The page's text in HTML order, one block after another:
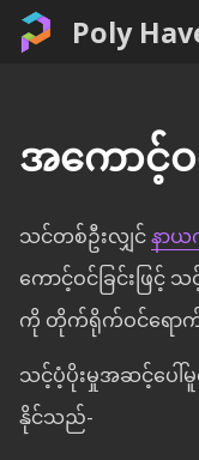
Poly
အကောင့်ဝ
သင်တစ်ဦးလျှင်နာ
ကောင့်ဝင်ခြင်းဖြင့်
ကို တိုက်ရိုက်ဝင်ရောက်
သင့်ပံ့ပိုးမှုအဆင့်ပေါ်
နိုင်သည်-